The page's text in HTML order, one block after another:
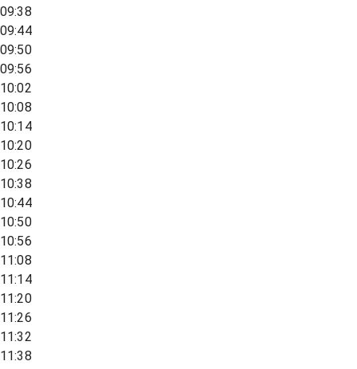
09:38
09:44
09:50
09:56
10:02
10:08
10:14
10:20
10:26
10:38
10:44
10:50
10:56
11:08
11:14
11:20
11:26
11:32
11:38